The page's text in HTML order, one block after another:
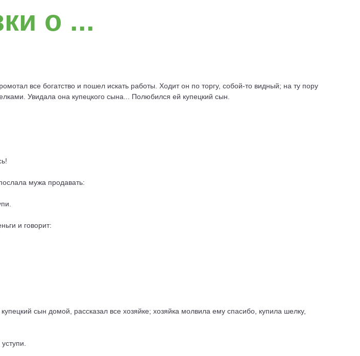
о ...
все богатство и пошел искать работы. Ходит он по торгу, собой-то видный; на ту пору
Увидала она купецкого сына... Полюбился ей купецкий сын.
мужа продавать:
и говорит:
сын домой, рассказал все хозяйке; хозяйка молвила ему спасибо, купила шелку,